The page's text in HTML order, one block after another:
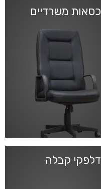
כסאות משרדיים
דלפקי קבלה